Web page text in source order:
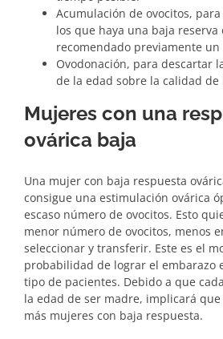
Acumulación de ovocitos,
los que haya una baja reserva
recomendado previamente un
Ovodonación, para descartar
de la edad sobre la calidad de
Mujeres con una
ovárica baja
Una mujer con baja respuesta
consigue una estimulación ovárica
escaso número de ovocitos. Esto
menor número de ovocitos, menos
seleccionar y transferir. Este es el
probabilidad de lograr el embarazo
tipo de pacientes. Debido a que
la edad de ser madre, implicará
más mujeres con baja respuesta.